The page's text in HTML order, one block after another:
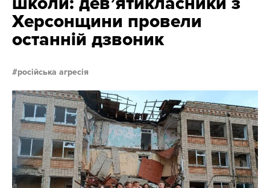
Херсонщини провели
останній дзвоник
російська агресія